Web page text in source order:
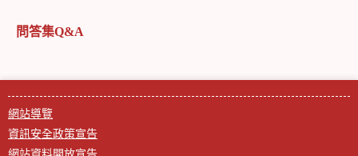
問答集Q&A
網站導覽
資訊安全政策宣告